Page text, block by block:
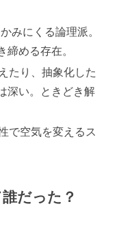
みにくる論理派。
める存在。
たり、抽象化した
深い。ときどき解
で空気を変えるス
だった？